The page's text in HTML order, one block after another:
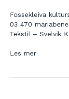
Fossekleiva
03 470
Tekstil – Svelvik
Les mer